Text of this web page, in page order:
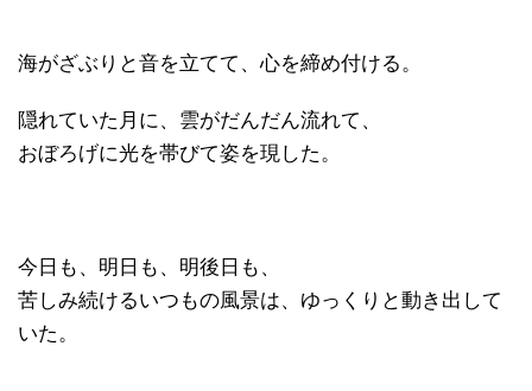
海がざぶりと音を立てて、心を締め付ける。
隠れていた月に、雲がだんだん流れて、
おぼろげに光を帯びて姿を現した。
今日も、明日も、明後日も、
苦しみ続けるいつもの風景は、ゆっくりと動き出して
いた。